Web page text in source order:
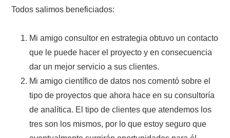
Todos salimos beneficiados:
Mi amigo consultor en estrategia obtuvo un contacto
que le puede hacer el proyecto y en consecuencia
dar un mejor servicio a sus clientes.
Mi amigo científico de datos nos comentó sobre el
tipo de proyectos que ahora hace en su consultoría
de analítica. El tipo de clientes que atendemos los
tres son los mismos, por lo que estoy seguro que